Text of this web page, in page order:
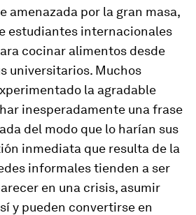
amenazada por la gran masa,
estudiantes internacionales
cocinar alimentos desde
universitarios. Muchos
la agradable
inesperadamente una frase
del modo que lo harían sus
inmediata que resulta de la
informales tienden a ser
en una crisis, asumir
y pueden convertirse en